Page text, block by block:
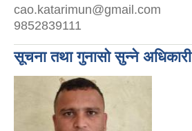
cao.katarimun@gmail.com
9852839111
सूचना तथा गुनासो सुन्ने अधिकारी